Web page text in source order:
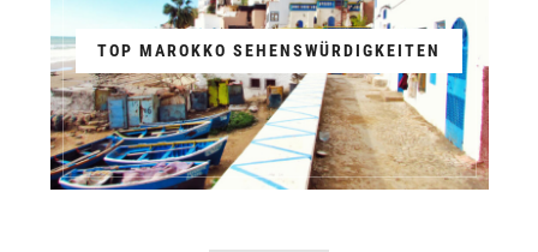
TOP MAROKKO SEHENSWÜRDIGKEITEN